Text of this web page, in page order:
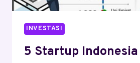
INVESTASI
5 Startup Indonesia